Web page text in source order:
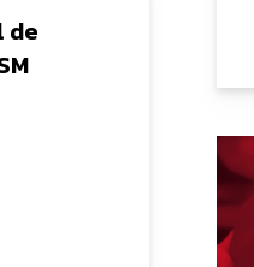
de